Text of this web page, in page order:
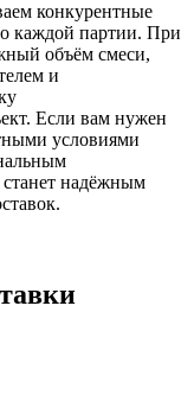
конкурентные
каждой партии. При
объём смеси,
и
Если вам нужен
условиями
надёжным